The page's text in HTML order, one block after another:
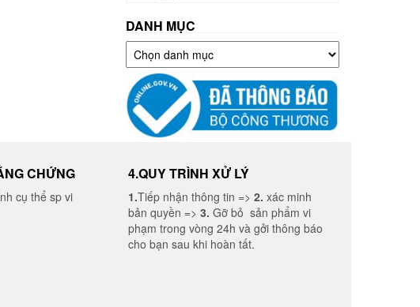
DANH MỤC
Danh
mục
CHỨNG
cụ thể sp vi
4.QUY TRÌNH XỬ LÝ
1.Tiếp nhận thông tin => 2. xác minh
bản quyền => 3. Gỡ bỏ sản phẩm vi
phạm trong vòng 24h và gởi thông báo
cho bạn sau khi hoàn tất.